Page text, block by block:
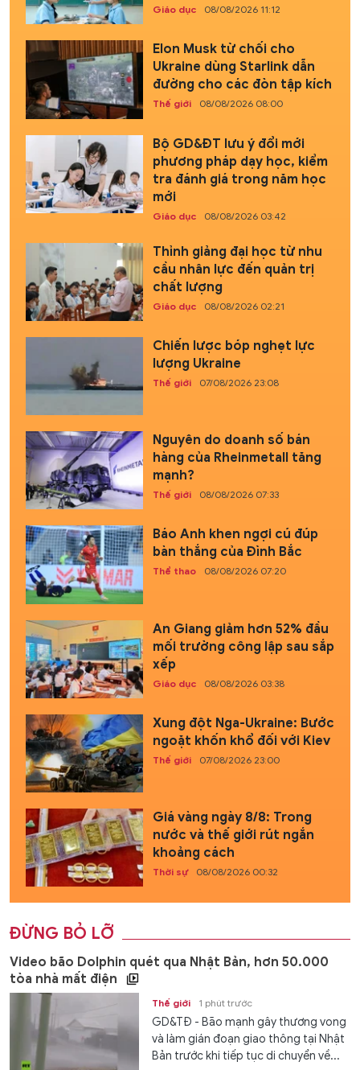
Giáo dục 08/08/2026 11:12
Elon Musk từ chối cho
Ukraine dùng Starlink dẫn
đường cho các đòn tập kích
Thế giới 08/08/2026 08:00
Bộ GD&ĐT lưu ý đổi mới
phương pháp dạy học, kiểm
tra đánh giá trong năm học
mới
Giáo dục 08/08/2026 03:42
Thỉnh giảng đại học từ nhu
cầu nhân lực đến quản trị
chất lượng
Giáo dục 08/08/2026 02:21
Chiến lược bóp nghẹt lực
lượng Ukraine
Thế giới 07/08/2026 23:08
Nguyên do doanh số bán
hàng của Rheinmetall tăng
mạnh?
Thế giới 08/08/2026 07:33
Báo Anh khen ngợi cú đúp
bàn thắng của Đình Bắc
Thể thao 08/08/2026 07:20
An Giang giảm hơn 52% đầu
mối trường công lập sau sắp
xếp
Giáo dục 08/08/2026 03:38
Xung đột Nga-Ukraine: Bước
ngoặt khốn khổ đối với Kiev
Thế giới 07/08/2026 23:00
Giá vàng ngày 8/8: Trong
nước và thế giới rút ngắn
khoảng cách
Thời sự 08/08/2026 00:32
ĐỪNG BỎ LỠ
Video bão Dolphin quét qua Nhật Bản, hơn 50.000
tòa nhà mất điện
Thế giới 1 phút trước
GD&TĐ - Bão mạnh gây thương vong
và làm gián đoạn giao thông tại Nhật
Bản trước khi tiếp tục di chuyển về...